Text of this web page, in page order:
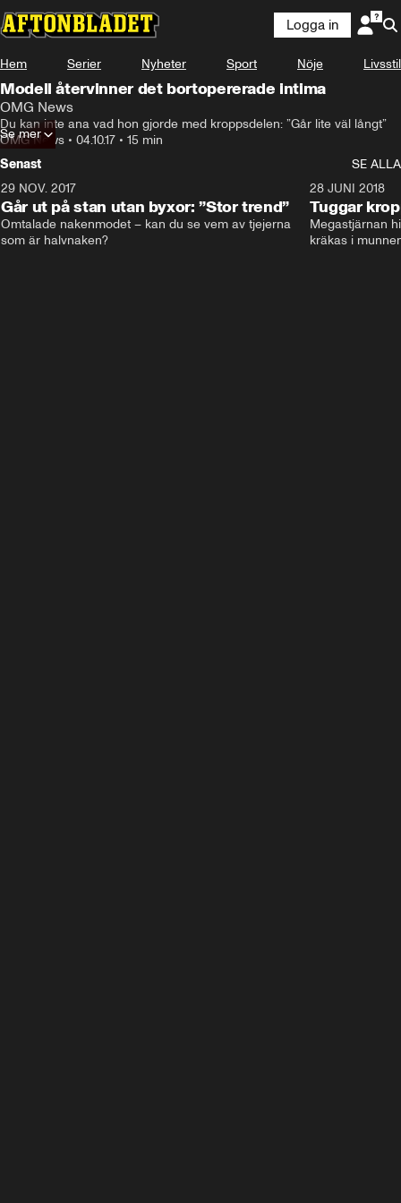
Logga in
Hem Serier Nyheter Sport Nöje Livsstil
Modell återvinner det bortopererade intima
OMG News
Du kan inte ana vad hon gjorde med kroppsdelen: ”Går lite väl långt”
OMG News • 04.10.17 • 15 min
Se mer
Senast
SE ALLA
29 NOV. 2017
Går ut på stan utan byxor: ”Stor trend”
Omtalade nakenmodet – kan du se vem av tjejerna
som är halvnaken?
28 JUNI 2018
Tuggar
Megastjärnan
kräkas i